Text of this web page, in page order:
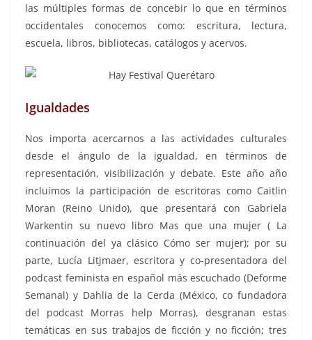
las múltiples formas de concebir lo que en términos
occidentales conocemos como: escritura, lectura,
escuela, libros, bibliotecas, catálogos y acervos.
Igualdades
Nos importa acercarnos a las actividades culturales
desde el ángulo de la igualdad, en términos de
representación, visibilización y debate. Este año año
incluímos la participación de escritoras como Caitlin
Moran (Reino Unido), que presentará con Gabriela
Warkentin su nuevo libro Mas que una mujer ( La
continuación del ya clásico Cómo ser mujer); por su
parte, Lucía Litjmaer, escritora y co-presentadora del
podcast feminista en español más escuchado (Deforme
Semanal) y Dahlia de la Cerda (México, co fundadora
del podcast Morras help Morras), desgranan estas
temáticas en sus trabajos de ficción y no ficción; tres